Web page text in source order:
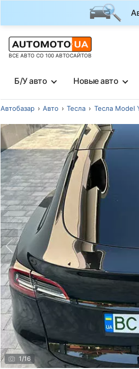
ВСЕ АВТО СО 100 АВТОСАЙТОВ
Б/У авто Новые авто
Автобазар Авто Тесла Тесла Model
1 /16